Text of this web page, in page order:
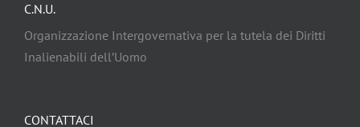
C.N.U.
Organizzazione Intergovernativa per la tutela dei Diritti
Inalienabili dell’Uomo
CONTATTACI